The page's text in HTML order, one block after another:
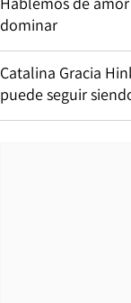
dominar
Catalina Gracia
puede seguir